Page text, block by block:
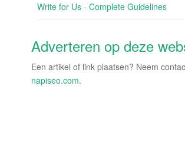
Write for Us - Complete Guidelines
Adverteren op deze
Een artikel of link plaatsen? Neem
napiseo.com.